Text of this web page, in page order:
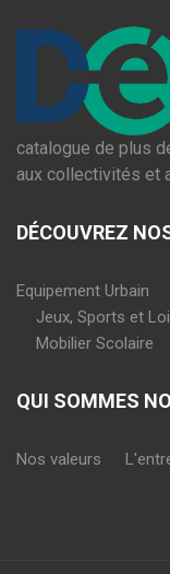
catalogue de plus
aux collectivités et
DÉCOUVREZ
Equipement Urbain
Jeux, Sports et
Mobilier Scolaire
QUI SOMMES
Nos valeurs